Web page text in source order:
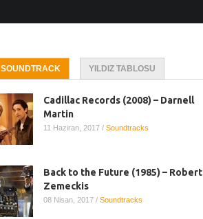
SOUNDTRACK YILDIZ TABLOSU
Cadillac Records (2008) – Darnell
Martin
11 Haziran, 2017 / Soundtracks
Back to the Future (1985) – Robert
Zemeckis
08 Nisan, 2017 / Soundtracks